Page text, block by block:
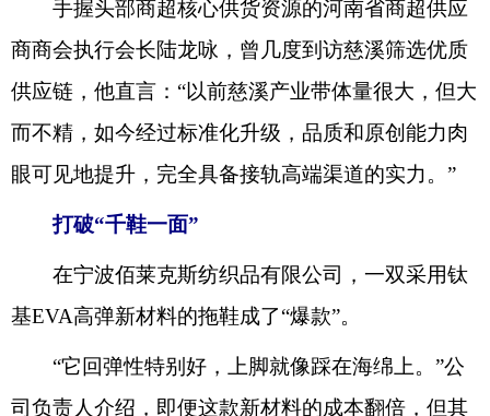
手握头部商超核心供货资源的河南省商超供应
商商会执行会长陆龙咏，曾几度到访慈溪筛选优质
供应链，他直言：“以前慈溪产业带体量很大，但大
而不精，如今经过标准化升级，品质和原创能力肉
眼可见地提升，完全具备接轨高端渠道的实力。”
打破“千鞋一面”
在宁波佰莱克斯纺织品有限公司，一双采用钛
基EVA高弹新材料的拖鞋成了“爆款”。
“它回弹性特别好，上脚就像踩在海绵上。”公
司负责人介绍，即便这款新材料的成本翻倍，但其